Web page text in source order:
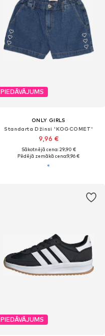
PIEDĀVĀJUMS
ONLY GIRLS
Standarta Džinsi 'KOGCOMET'
9,96 €
Sākotnējā cena: 29,90 €
Pēdējā zemākā cena:9,96 €
PIEDĀVĀJUMS